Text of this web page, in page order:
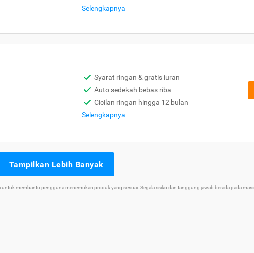
Selengkapnya
Syarat ringan & gratis iuran
Auto sedekah bebas riba
Cicilan ringan hingga 12 bulan
Selengkapnya
Tampilkan Lebih Banyak
membantu pengguna menemukan produk yang sesuai. Segala risiko dan tanggung jawab berada pada